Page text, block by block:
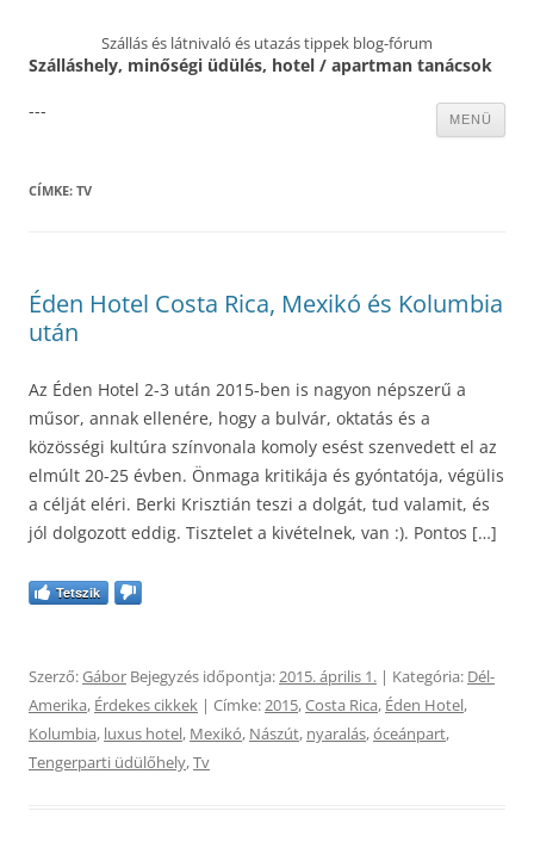
Szállás és látnivaló és utazás tippek blog-fórum
Szálláshely, minőségi üdülés, hotel / apartman tanácsok
MENÜ
---
CÍMKE: TV
Éden Hotel Costa Rica, Mexikó és Kolumbia
után
Az Éden Hotel 2-3 után 2015-ben is nagyon népszerű a
műsor, annak ellenére, hogy a bulvár, oktatás és a
közösségi kultúra színvonala komoly esést szenvedett el az
elmúlt 20-25 évben. Önmaga kritikája és gyóntatója, végülis
a célját eléri. Berki Krisztián teszi a dolgát, tud valamit, és
jól dolgozott eddig. Tisztelet a kivételnek, van :). Pontos […]
Tetszik
Szerző:Gábor Bejegyzés időpontja:2015. április 1. | Kategória: Dél-
Amerika, Érdekes cikkek | Címke:2015,Costa Rica, Éden Hotel,
Kolumbia, luxus hotel, Mexikó, Nászút, nyaralás,óceánpart,
Tengerparti üdülőhely,Tv